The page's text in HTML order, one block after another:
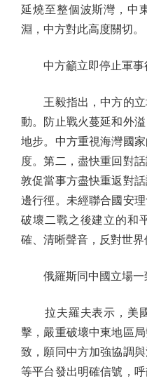
延燒至整個波斯灣，中
淵，中方對此高度關切。
中方籲立即停止軍事
王毅指出，中方的立
動。防止戰火蔓延和外
地步。中方重視海灣國
度。第二，盡快重回對
敦促當事方盡快重返對
邊行徑。未經聯合國安
破壞二戰之後建立的和
確、清晰聲音，反對世界
俄羅斯同中國立場一
拉夫羅夫表示，美國
擊，嚴重破壞中東地區
致，願同中方加強協調
等平台發出明確信號，